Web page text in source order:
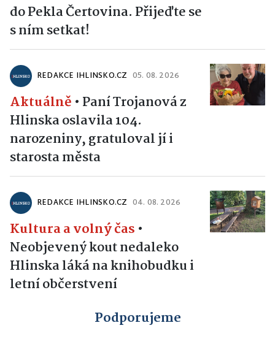
do Pekla Čertovina. Přijeďte se
s ním setkat!
REDAKCE IHLINSKO.CZ 05. 08. 2026
Aktuálně • Paní Trojanová z
Hlinska oslavila 104.
narozeniny, gratuloval jí i
starosta města
REDAKCE IHLINSKO.CZ 04. 08. 2026
Kultura a volný čas •
Neobjevený kout nedaleko
Hlinska láká na knihobudku i
letní občerstvení
Podporujeme